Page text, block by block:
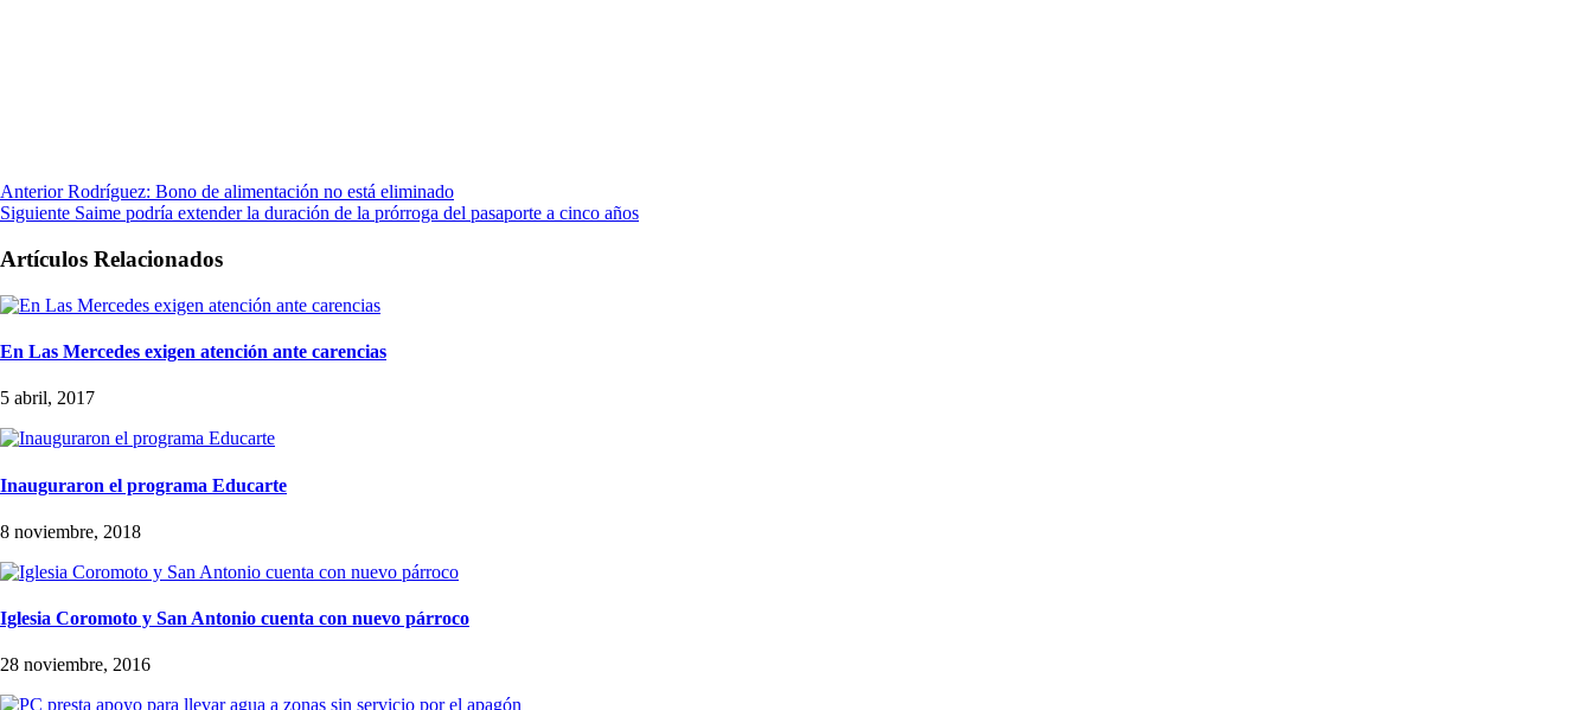
Anterior Rodríguez: Bono de alimentación no está eliminado
Siguiente Saime podría extender la duración de la prórroga del pasaporte a cinco años
Artículos Relacionados
En Las Mercedes exigen atención ante carencias
5 abril, 2017
Inauguraron el programa Educarte
8 noviembre, 2018
Iglesia Coromoto y San Antonio cuenta con nuevo párroco
28 noviembre, 2016